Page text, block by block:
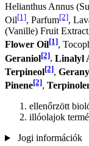
Helianthus Annus
Oil[1], Parfum[2],
(Vanille) Fruit
Flower Oil[1],
Geraniol[2], Linalyl
Terpineol[2],
Pinene[2],
ellenőrzött
illóolajok
Jogi információk